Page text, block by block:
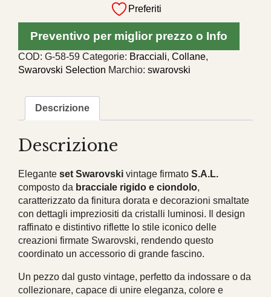
ciondolo
Swarovski
vintage
Preferiti
Preventivo per miglior prezzo o Info
COD: G-58-59 Categorie: Bracciali, Collane,
Swarovski Selection Marchio: swarovski
Descrizione
Descrizione
Elegante set Swarovski vintage firmato S.A.L.
composto da bracciale rigido e ciondolo,
caratterizzato da finitura dorata e decorazioni smaltate
con dettagli impreziositi da cristalli luminosi. Il design
raffinato e distintivo riflette lo stile iconico delle
creazioni firmate Swarovski, rendendo questo
coordinato un accessorio di grande fascino.
Un pezzo dal gusto vintage, perfetto da indossare o da
collezionare, capace di unire eleganza, colore e